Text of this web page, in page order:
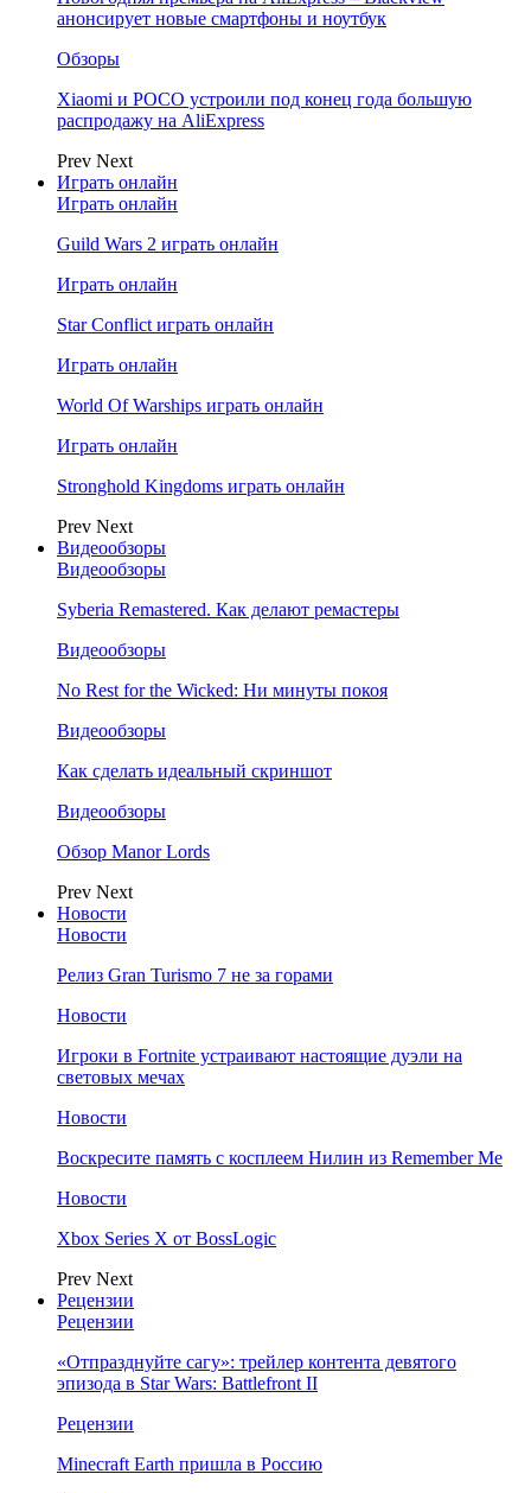
анонсирует новые смартфоны и ноутбук
Обзоры
Xiaomi и POCO устроили под конец года большую
распродажу на AliExpress
Prev Next
Играть онлайн
Играть онлайн
Guild Wars 2 играть онлайн
Играть онлайн
Star Conflict играть онлайн
Играть онлайн
World Of Warships играть онлайн
Играть онлайн
Stronghold Kingdoms играть онлайн
Prev Next
Видеообзоры
Видеообзоры
Syberia Remastered. Как делают ремастеры
Видеообзоры
No Rest for the Wicked: Ни минуты покоя
Видеообзоры
Как сделать идеальный скриншот
Видеообзоры
Обзор Manor Lords
Prev Next
Новости
Новости
Релиз Gran Turismo 7 не за горами
Новости
Игроки в Fortnite устраивают настоящие дуэли на
световых мечах
Новости
Воскресите память с косплеем Нилин из Remember Me
Новости
Xbox Series X от BossLogic
Prev Next
Рецензии
Рецензии
«Отпразднуйте сагу»: трейлер контента девятого
эпизода в Star Wars: Battlefront II
Рецензии
Minecraft Earth пришла в Россию